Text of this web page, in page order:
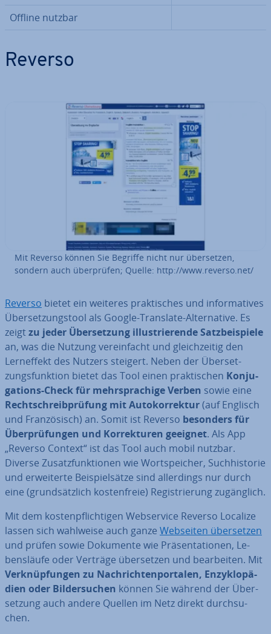
Offline nutzbar
Reverso
Mit Reverso können Sie Begriffe nicht nur über­set­zen,
sondern auch über­prü­fen; Quelle: http://www.reverso.net/
Reverso bietet ein weiteres prak­ti­sches und in­for­ma­ti­ves
Über­set­zungs­tool als Google-Translate-Al­ter­na­ti­ve. Es
zeigtzu jeder Über­set­zung il­lus­trie­ren­de Satz­bei­spie­le
an, was die Nutzung ver­ein­facht und gleich­zei­tig den
Lern­ef­fekt des Nutzers steigert. Neben der Über­set­
zungs­funk­ti­on bietet das Tool einen prak­ti­schen Kon­ju­
ga­ti­ons-Check für mehr­spra­chi­ge Verben sowie eine
Recht­schreib­prü­fung mit Au­to­kor­rek­tur(auf Englisch
und Fran­zö­sisch) an. Somit ist Reverso besonders für
Über­prü­fun­gen und Kor­rek­tu­ren geeignet. Als App
„Reverso Context“ ist das Tool auch mobil nutzbar.
Diverse Zu­satz­funk­tio­nen wie Wort­spei­cher, Such­his­to­rie
und er­wei­ter­te Bei­spiel­sät­ze sind al­ler­dings nur durch
eine (grund­sätz­lich kos­ten­freie) Re­gis­trie­rung zu­gäng­lich.
Mit dem kos­ten­pflich­ti­gen Web­ser­vice Reverso Localize
lassen sich wahlweise auch ganze Webseiten über­set­zen
und prüfen sowie Dokumente wie Prä­sen­ta­tio­nen, Le­
bens­läu­fe oder Verträge über­set­zen und be­ar­bei­ten. Mit
Ver­knüp­fun­gen zu Nach­rich­ten­por­ta­len, En­zy­klo­pä­
dien oder Bil­der­su­chen können Sie während der Über­
set­zung auch andere Quellen im Netz direkt durch­su­
chen.